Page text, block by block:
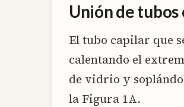
Unión de
El tubo capilar que
calentando el
de vidrio y
la Figura 1A.